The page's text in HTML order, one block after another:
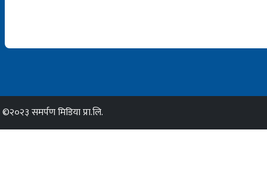
©२०२३ समर्पण मिडिया प्रा.लि.